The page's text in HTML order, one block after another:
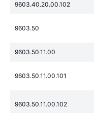
9603.40.20.00.102
9603.50
9603.50.11.00
9603.50.11.00.101
9603.50.11.00.102